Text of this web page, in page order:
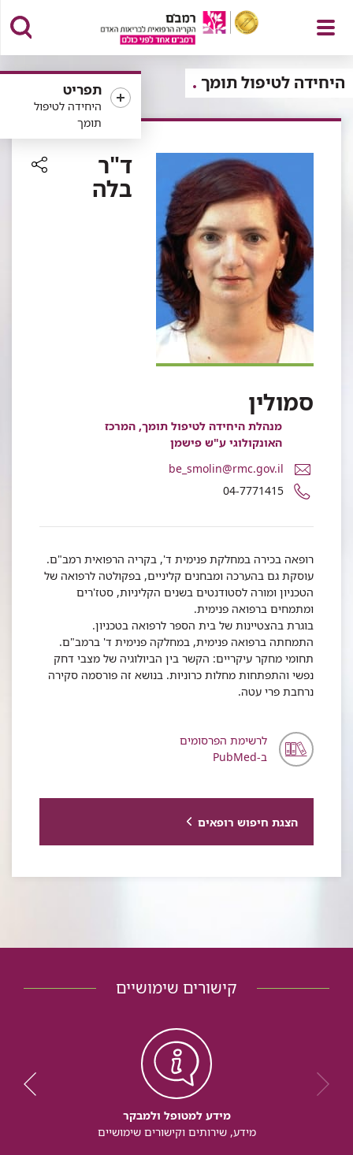
פתח
תפריט
תפריט
היחידה לטיפול
תומך
היחידה לטיפול תומך
ד"ר
בלה
סמולין
מנהלת היחידה לטיפול תומך, המרכז
האונקולוגי ע"ש פישמן
דואר
אלקטרוני
ד"ר
סמולין
be_smolin@rmc.gov.il
מספר
טלפון
בלה
סמולין
04-7771415
רופאה בכירה במחלקת פנימית ד', בקריה הרפואית רמב"ם.
עוסקת גם בהערכה ומבחנים קליניים, בפקולטה לרפואה של
הטכניון ומורה לסטודנטים בשנים הקליניות, סטז'רים
ומתמחים ברפואה פנימית.
בוגרת בהצטיינות של בית הספר לרפואה בטכניון.
התמחתה ברפואה פנימית, במחלקה פנימית ד' ברמב"ם.
תחומי מחקר עיקריים: הקשר בין הביולוגיה של מצבי דחק
נפשי והתפתחות מחלות כרוניות. בנושא זה פורסמה סקירה
נרחבת פרי עטה.
לרשימת הפרסומים
ב-PubMed
הצגת חיפוש רופאים
קישורים שימושיים
מידע למטופל ולמבקר
מידע, שירותים וקישורים שימושיים